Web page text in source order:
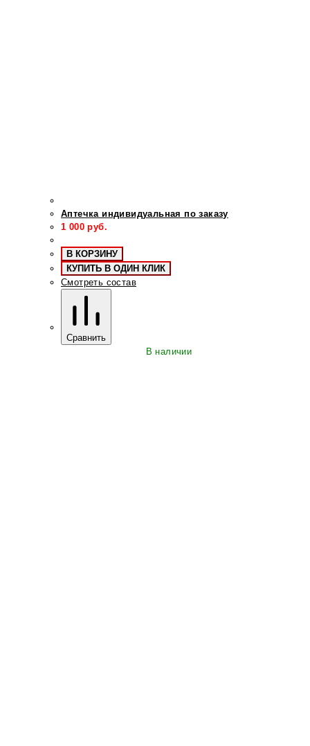
Аптечка индивидуальная по заказу
1 000 руб.
В КОРЗИНУ
КУПИТЬ В ОДИН КЛИК
Смотреть состав
Сравнить
В наличии